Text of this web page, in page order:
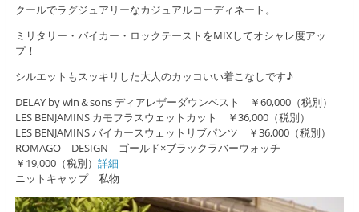
クールでラグジュアリーなカジュアルコーディネート。
ミリタリー・バイカー・ロックテーストをMIXしてオシャレ度アッ
プ！
シルエットもスッキリした大人のカッコいい着こなしです♪
DELAY by win＆sons ディアレザーダウンベスト ￥60,000（税別）
LES BENJAMINS カモフラスウェットカット ￥36,000（税別）
LES BENJAMINS バイカースウェットリブパンツ ￥36,000（税別）
ROMAGO DESIGN ゴールド×ブラックラバーウォッチ
￥19,000（税別） 詳細
ニットキャップ 私物